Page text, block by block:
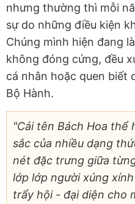
nhưng thường thì mỗi
sự do những điều kiện
Chúng mình hiện đang
không đóng cứng, đều
cá nhân hoặc quen biết
Bộ Hành.
"Cái tên Bách Hoa thể
sắc của nhiều dạng
nét đặc trưng giữa
lớp lớp người xúng
trẩy hội - đại diện cho